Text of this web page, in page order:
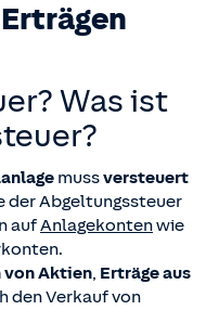
Was ist
mussversteuert
der Abgeltungssteuer
aufAnlagekontenwie
von Aktien, Erträge aus
den Verkauf von